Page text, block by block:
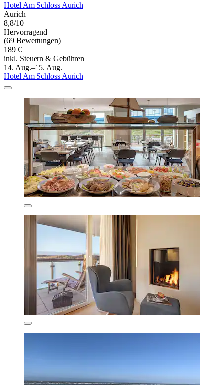
Hotel Am Schloss Aurich
Aurich
8,8/10
Hervorragend
(69 Bewertungen)
189 €
inkl. Steuern & Gebühren
14. Aug.–15. Aug.
Hotel Am Schloss Aurich